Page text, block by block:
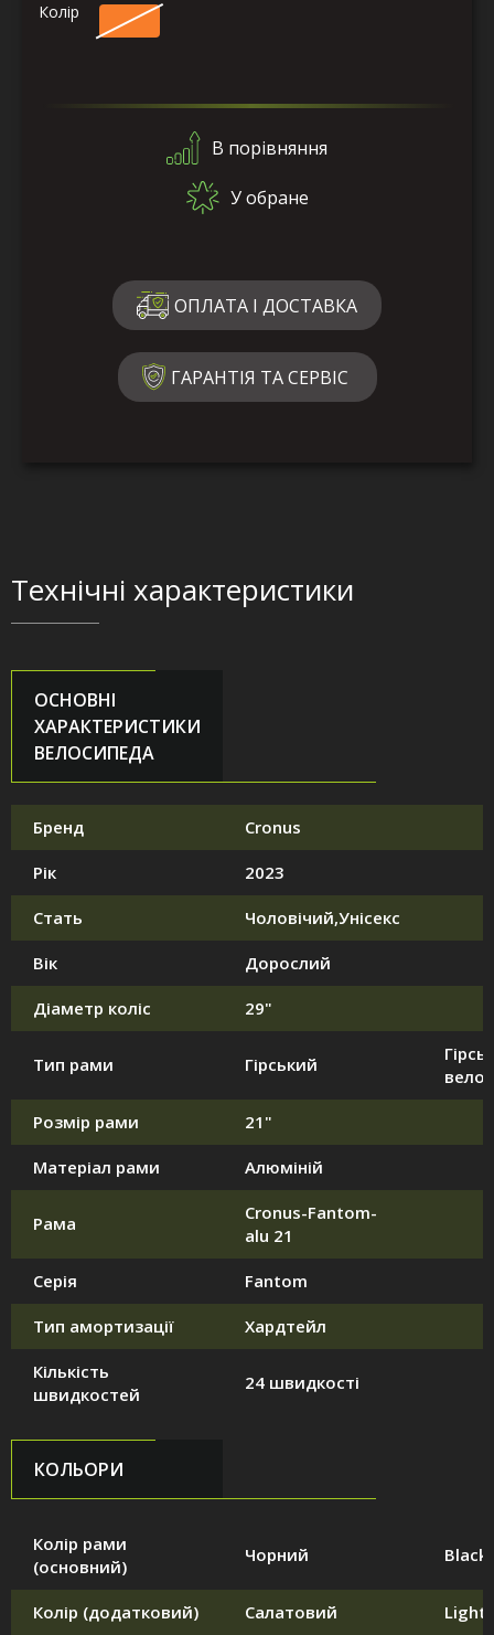
Колір
В порівняння
У обране
ОПЛАТА І ДОСТАВКА
ГАРАНТІЯ ТА СЕРВІС
Технічні характеристики
ОСНОВНІ
ХАРАКТЕРИСТИКИ
ВЕЛОСИПЕДА
Бренд Cronus
Рік 2023
Стать Чоловічий,Унісекс
Вік Дорослий
Діаметр коліс 29"
Тип рами Гірський
Розмір рами 21"
Матеріал рами Алюміній
Рама
Cronus-Fantom-
alu 21
Серія Fantom
Тип амортизації Хардтейл
Кількість
швидкостей
24 швидкості
КОЛЬОРИ
Колір рами
(основний)
Чорний Black
Колір (додатковий) Салатовий